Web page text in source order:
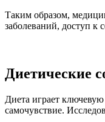
Таким образом,
заболеваний, доступ к
Диетические
Диета играет
самочувствие.